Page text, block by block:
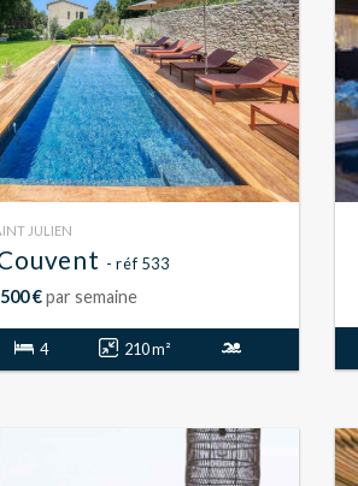
JULIEN
- réf 533
€par semaine
4 210 m²